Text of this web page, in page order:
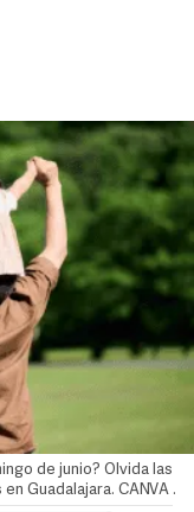
de junio? Olvida las
Guadalajara. CANVA .